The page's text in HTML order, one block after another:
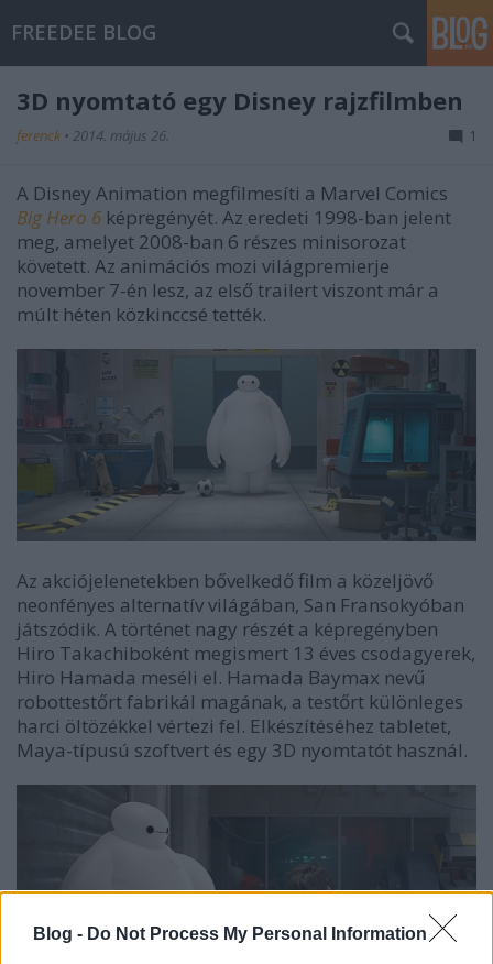
Blog - Do Not Process My Personal Information
FREEDEE BLOG
3D nyomtató egy Disney rajzfilmben
ferenck • 2014. május 26. 1
A Disney Animation megfilmesíti a Marvel Comics
Big Hero 6 képregényét. Az eredeti 1998-ban jelent
meg, amelyet 2008-ban 6 részes minisorozat
követett. Az animációs mozi világpremierje
november 7-én lesz, az első trailert viszont már a
múlt héten közkinccsé tették.
Az akciójelenetekben bővelkedő film a közeljövő
neonfényes alternatív világában, San Fransokyóban
játszódik. A történet nagy részét a képregényben
Hiro Takachiboként megismert 13 éves csodagyerek,
Hiro Hamada meséli el. Hamada Baymax nevű
robottestőrt fabrikál magának, a testőrt különleges
harci öltözékkel vértezi fel. Elkészítéséhez tabletet,
Maya-típusú szoftvert és egy 3D nyomtatót használ.